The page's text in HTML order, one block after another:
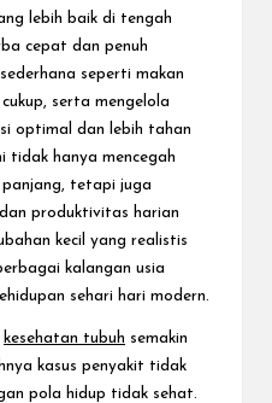
lebih baik di tengah
cepat dan penuh
seperti makan
serta mengelola
optimal dan lebih tahan
tidak hanya mencegah
tetapi juga
produktivitas harian
kecil yang realistis
kalangan usia
sehari hari modern.
kesehatan tubuh semakin
kasus penyakit tidak
pola hidup tidak sehat.